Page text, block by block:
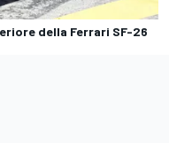
della Ferrari SF-26